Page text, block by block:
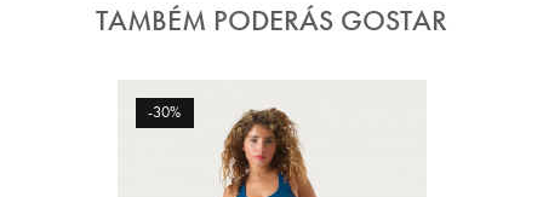
TAMBÉM PODERÁS GOSTAR
-30%